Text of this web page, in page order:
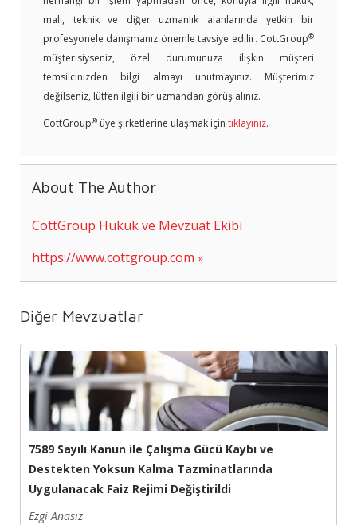
mali, teknik ve diğer uzmanlık alanlarında yetkin bir
profesyonele danışmanız önemle tavsiye edilir. CottGroup®
müşterisiyseniz, özel durumunuza ilişkin müşteri
temsilcinizden bilgi almayı unutmayınız. Müşterimiz
değilseniz, lütfen ilgili bir uzmandan görüş alınız.
CottGroup® üye şirketlerine ulaşmak için tıklayınız.
About The Author
CottGroup Hukuk ve Mevzuat Ekibi
https://www.cottgroup.com
Diğer Mevzuatlar
7589 Sayılı Kanun ile Çalışma Gücü Kaybı ve
Destekten Yoksun Kalma Tazminatlarında
Uygulanacak Faiz Rejimi Değiştirildi
Ezgi Anasız